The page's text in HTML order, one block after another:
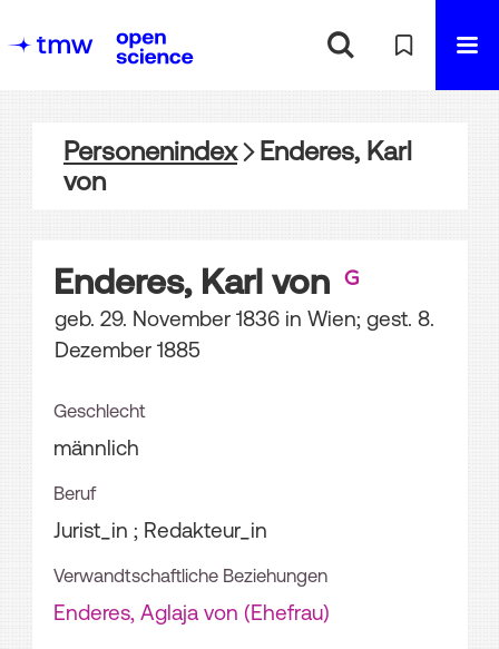
Personenindex
Enderes, Karl
von
Enderes, Karl von
geb. 29. November 1836 in Wien; gest. 8.
Dezember 1885
Geschlecht
männlich
Beruf
Jurist_in ; Redakteur_in
Verwandtschaftliche Beziehungen
Enderes, Aglaja von (Ehefrau)